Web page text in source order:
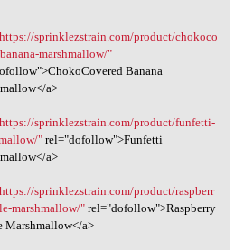
sprinklezstrain.com/product/chokoco
marshmallow/"
Banana
a>
sprinklezstrain.com/product/funfetti-
"rel="dofollow">Funfetti
a>
sprinklezstrain.com/product/raspberr
marshmallow/"rel="dofollow">Raspberry
Marshmallow</a>